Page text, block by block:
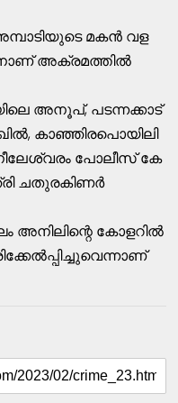
മകന്‍ വള
അക്രമത്തില്‍
അനൂപ്‌, പടന്നക്കാട്‌
കാഞ്ഞിരപൊയിലി
പോലീസ്‌ കേ
ചതുരകിണര്‍
അനിലിന്റെ കോളറില്‍